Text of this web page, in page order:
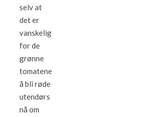
selv at
det er
vanskelig
for de
grønne
tomatene
å bli røde
utendørs
nå om